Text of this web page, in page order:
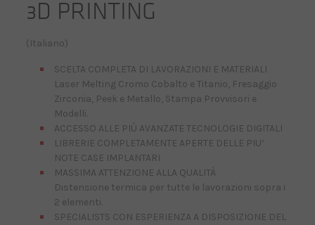
3D PRINTING
(Italiano)
SCELTA COMPLETA DI LAVORAZIONI E MATERIALI
Laser Melting Cromo Cobalto e Titanio, Fresaggio
Zirconia, Peek e Metallo, Stampa Provvisori e
Modelli.
ACCESSO ALLE PIÙ AVANZATE TECNOLOGIE DIGITALI
LIBRERIE COMPLETAMENTE APERTE DELLE PIU’
NOTE CASE IMPLANTARI
MASSIMA ATTENZIONE ALLA QUALITÀ
Distensione termica per tutte le lavorazioni sopra i
2 elementi.
SPECIALISTS CON ESPERIENZA A DISPOSIZIONE DEL